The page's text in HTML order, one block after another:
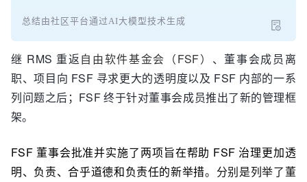
总结由社区平台通过AI大模型技术生成
继 RMS 重返自由软件基金会（FSF） 、董事会成员离
职、项目向 FSF 寻求更大的透明度以及 FSF 内部的一系
列问题之后；FSF 终于针对董事会成员推出了新的管理框
架。
FSF 董事会批准并实施了两项旨在帮助 FSF 治理更加透
明、负责、合乎道德和负责任的新举措。分别是列举了董